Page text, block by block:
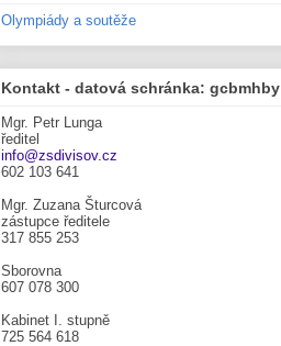
Olympiády a soutěže
Kontakt - datová schránka: gcbmhby
Mgr. Petr Lunga
ředitel
info@zsdivisov.cz
602 103 641
Mgr. Zuzana Šturcová
zástupce ředitele
317 855 253
Sborovna
607 078 300
Kabinet I. stupně
725 564 618